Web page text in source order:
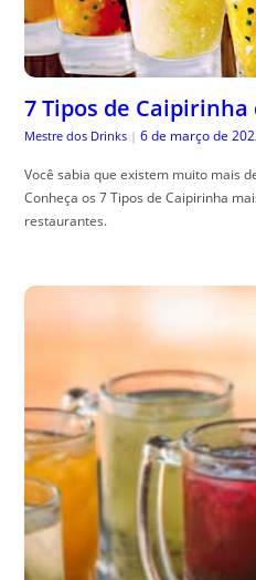
7 Tipos de
Mestre dos Drinks | 6 de março de
Você sabia que existem muito mais
Conheça os 7 Tipos de Caipirinha
restaurantes.